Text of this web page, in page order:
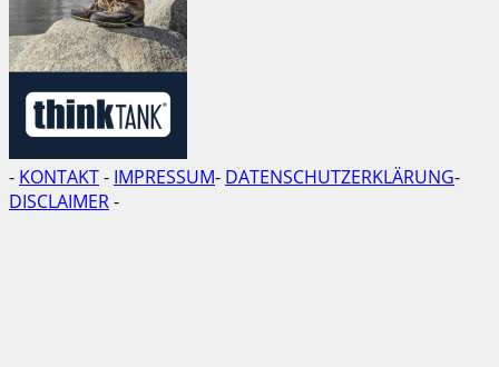
- KONTAKT- IMPRESSUM- DATENSCHUTZERKLÄRUNG-
DISCLAIMER-